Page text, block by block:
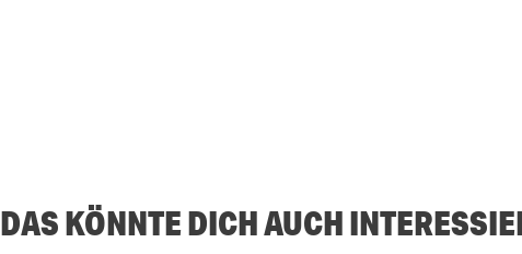
DAS KÖNNTE DICH AUCH